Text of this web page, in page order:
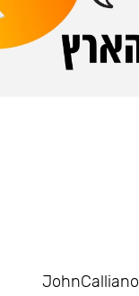
הליין החזק של חברת Burn שזכה בפרס ״טבק השנה״ באירוע JohnCalliano